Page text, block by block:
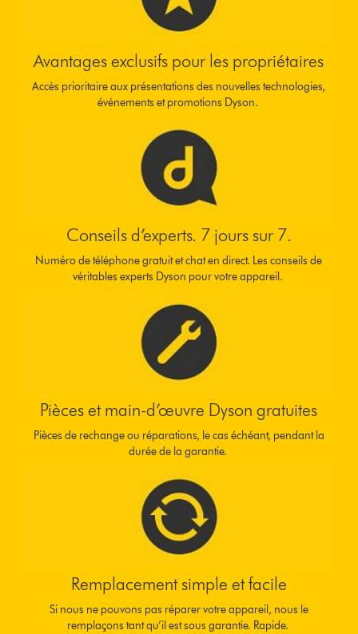
Avantages exclusifs pour les propriétaires
Accès prioritaire aux présentations des nouvelles technologies,
événements et promotions Dyson.
Conseils d’experts. 7 jours sur 7.
Numéro de téléphone gratuit et chat en direct. Les conseils de
véritables experts Dyson pour votre appareil.
Pièces et main-d’œuvre Dyson gratuites
Pièces de rechange ou réparations, le cas échéant, pendant la
durée de la garantie.
Remplacement simple et facile
Si nous ne pouvons pas réparer votre appareil, nous le
remplaçons tant qu’il est sous garantie. Rapide.